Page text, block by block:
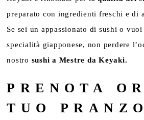
preparato con ingredienti freschi e di
Se sei un appassionato di sushi o vuoi
specialità giapponese, non perdere
nostro sushi a Mestre da Keyaki.
PRENOTA
TUO